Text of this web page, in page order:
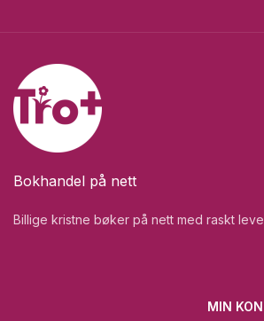
Bokhandel på nett
Billige kristne bøker på nett med raskt
MIN